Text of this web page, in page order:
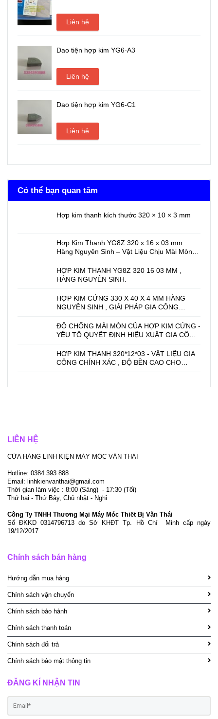
Liên hệ
Dao tiện hợp kim YG6-A3
Liên hệ
Dao tiện hợp kim YG6-C1
Liên hệ
Có thể bạn quan tâm
Hợp kim thanh kích thước 320 × 10 × 3 mm
Hợp Kim Thanh YG8Z 320 x 16 x 03 mm
Hàng Nguyên Sinh – Vật Liệu Chịu Mài Mòn
HỢP KIM THANH YG8Z 320 16 03 MM ,
HÀNG NGUYÊN SINH.
HỢP KIM CỨNG 330 X 40 X 4 MM HÀNG
NGUYÊN SINH , GIẢI PHÁP GIA CÔNG
ĐỘ CHỐNG MÀI MÒN CỦA HỢP KIM CỨNG -
YẾU TỐ QUYẾT ĐỊNH HIỆU XUẤT GIA CÔNG
HỢP KIM THANH 320*12*03 - VẬT LIỆU GIA
CÔNG CHÍNH XÁC , ĐỘ BỀN CAO CHO
LIÊN HỆ
CỬA HÀNG LINH KIỆN MÁY MÓC VĂN THÁI
Hotline: 0384 393 888
Email: linhkienvanthai@gmail.com
Thời gian làm việc : 8:00 (Sáng) - 17:30 (Tối)
Thứ hai - Thứ Bảy, Chủ nhật - Nghỉ
Công Ty TNHH Thương Mại Máy Móc Thiết Bị Văn Thái
Số ĐKKD 0314796713 do Sở KHĐT Tp. Hồ Chí Minh cấp ngày
19/12/2017
Chính sách bán hàng
Hướng dẫn mua hàng
Chính sách vận chuyển
Chính sách bảo hành
Chính sách thanh toán
Chính sách đổi trả
Chính sách bảo mật thông tin
ĐĂNG KÍ NHẬN TIN